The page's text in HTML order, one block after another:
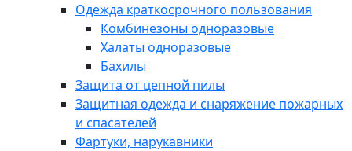
Одежда краткосрочного пользования
Комбинезоны одноразовые
Халаты одноразовые
Бахилы
Защита от цепной пилы
Защитная одежда и снаряжение пожарных
и спасателей
Фартуки, нарукавники